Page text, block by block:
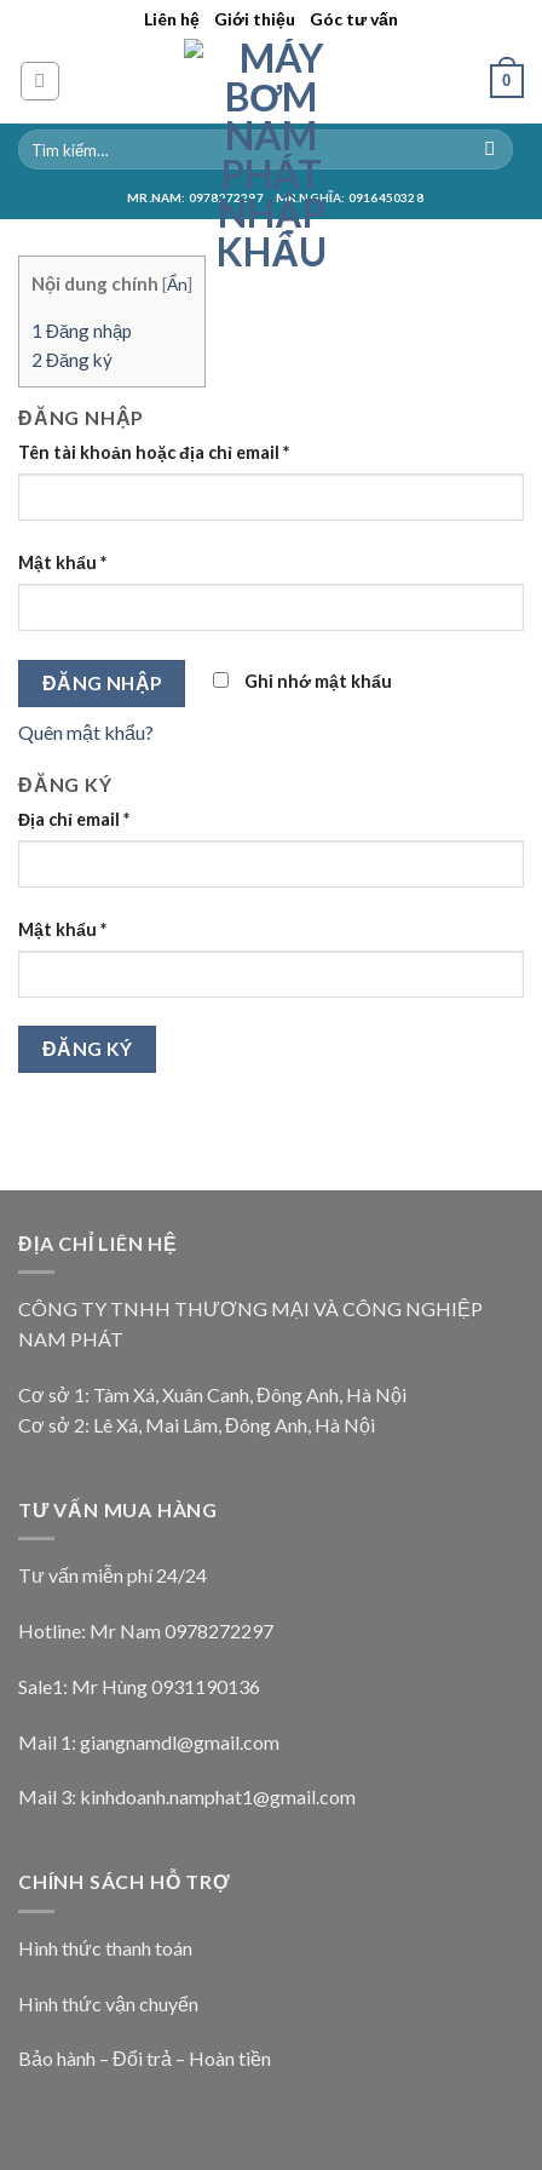
content
Liên hệ Giới thiệu Góc tư vấn
0
MR.NAM: 0978272297 MR.NGHĨA: 0916450328
Nội dung chính [Ẩn]
1 Đăng nhập
2 Đăng ký
ĐĂNG NHẬP
Tên tài khoản hoặc địa chỉ email *
Mật khẩu *
ĐĂNG NHẬP Ghi nhớ mật khẩu
Quên mật khẩu?
ĐĂNG KÝ
Địa chỉ email *
Mật khẩu *
ĐĂNG KÝ
ĐỊA CHỈ LIÊN HỆ
CÔNG TY TNHH THƯƠNG MẠI VÀ CÔNG NGHIỆP
NAM PHÁT
Cơ sở 1: Tàm Xá, Xuân Canh, Đông Anh, Hà Nội
Cơ sở 2: Lê Xá, Mai Lâm, Đông Anh, Hà Nội
TƯ VẤN MUA HÀNG
Tư vấn miễn phí 24/24
Hotline: Mr Nam 0978272297
Sale1: Mr Hùng 0931190136
Mail 1: giangnamdl@gmail.com
Mail 3: kinhdoanh.namphat1@gmail.com
CHÍNH SÁCH HỖ TRỢ
Hình thức thanh toán
Hình thức vận chuyển
Bảo hành – Đổi trả – Hoàn tiền